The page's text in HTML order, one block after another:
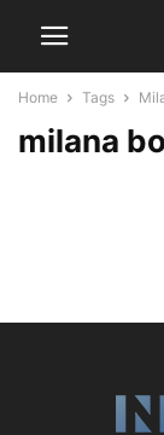
Home Tags
milana